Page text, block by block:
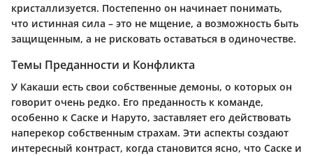
кристаллизуется. Постепенно он начинает понимать,
что истинная сила – это не мщение, а возможность быть
защищенным, а не рисковать оставаться в одиночестве.
Темы Преданности и Конфликта
У Какаши есть свои собственные демоны, о которых он
говорит очень редко. Его преданность к команде,
особенно к Саске и Наруто, заставляет его действовать
наперекор собственным страхам. Эти аспекты создают
интересный контраст, когда становится ясно, что Саске и